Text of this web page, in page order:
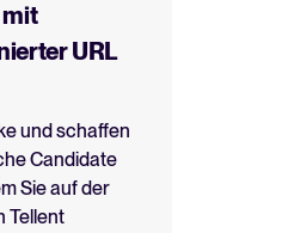
URL
und schaffen
Candidate
Sie auf der
Tellent